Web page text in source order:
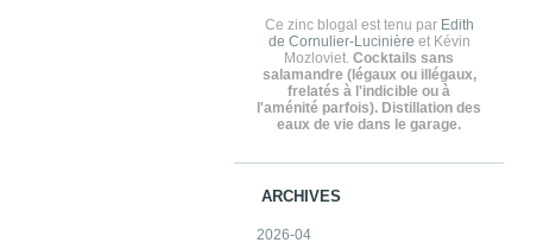
Ce zinc blogal est tenu par Edith
de Cornulier-Lucinière et Kévin
Mozloviet. Cocktails sans
salamandre (légaux ou illégaux,
frelatés à l'indicible ou à
l'aménité parfois). Distillation des
eaux de vie dans le garage.
ARCHIVES
2026-04